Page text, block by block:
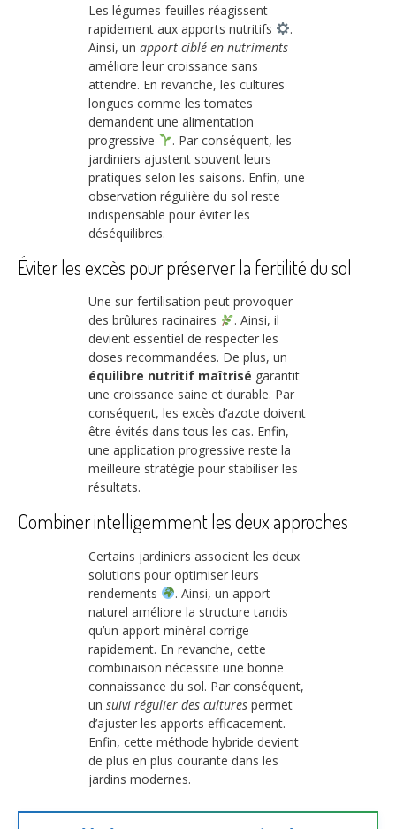
Les légumes-feuilles réagissent
rapidement aux apports nutritifs
.
Ainsi, un apport ciblé en nutriments
améliore leur croissance sans
attendre. En revanche, les cultures
longues comme les tomates
demandent une alimentation
progressive
. Par conséquent, les
jardiniers ajustent souvent leurs
pratiques selon les saisons. Enfin, une
observation régulière du sol reste
indispensable pour éviter les
déséquilibres.
Éviter les excès pour préserver la fertilité du sol
Une sur-fertilisation peut provoquer
des brûlures racinaires
. Ainsi, il
devient essentiel de respecter les
doses recommandées. De plus, un
équilibre nutritif maîtrisé garantit
une croissance saine et durable. Par
conséquent, les excès d’azote doivent
être évités dans tous les cas. Enfin,
une application progressive reste la
meilleure stratégie pour stabiliser les
résultats.
Combiner intelligemment les deux approches
Certains jardiniers associent les deux
solutions pour optimiser leurs
rendements
. Ainsi, un apport
naturel améliore la structure tandis
qu’un apport minéral corrige
rapidement. En revanche, cette
combinaison nécessite une bonne
connaissance du sol. Par conséquent,
un suivi régulier des cultures permet
d’ajuster les apports efficacement.
Enfin, cette méthode hybride devient
de plus en plus courante dans les
jardins modernes.